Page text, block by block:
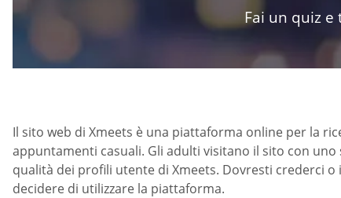
Fai un quiz
Il sito web di Xmeets è una piattaforma online per la
appuntamenti casuali. Gli adulti visitano il sito con
qualità dei profili utente di Xmeets. Dovresti crederci
decidere di utilizzare la piattaforma.